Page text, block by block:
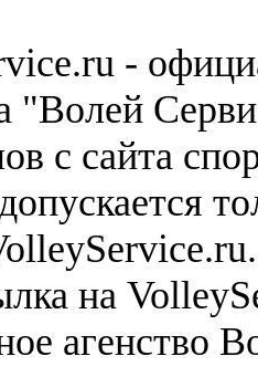
-
"Волей
с сайта
на
агенство